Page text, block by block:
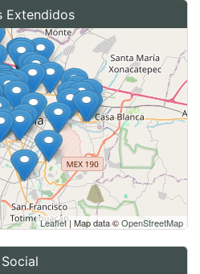
Extendidos
Leaflet| Map data ©OpenStreetMap
Social